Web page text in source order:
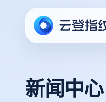
新闻中心